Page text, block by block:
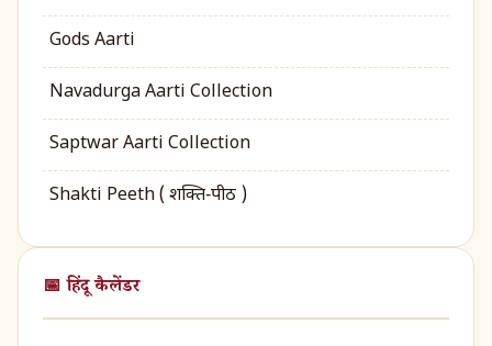
Gods Aarti
Navadurga Aarti Collection
Saptwar Aarti Collection
Shakti Peeth ( शक्ति‑पीठ )
📅 हिंदू कैलेंडर